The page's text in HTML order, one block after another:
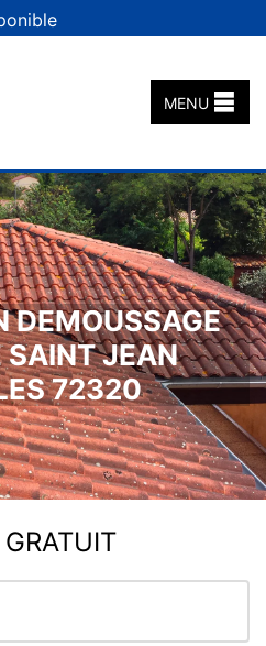
MENU
DEMOUSSAGE
SAINT JEAN
72320